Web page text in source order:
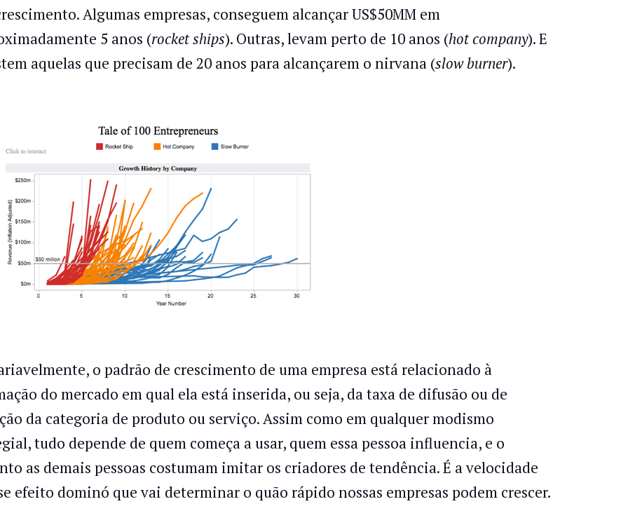
Algumas empresas, conseguem alcançar US$50MM em
5 anos (rocket ships). Outras, levam perto de 10 anos (hot company). E
aquelas que precisam de 20 anos para alcançarem o nirvana (slow burner).
o padrão de crescimento de uma empresa está relacionado à
do mercado em qual ela está inserida, ou seja, da taxa de difusão ou de
da categoria de produto ou serviço. Assim como em qualquer modismo
tudo depende de quem começa a usar, quem essa pessoa influencia, e o
as demais pessoas costumam imitar os criadores de tendência. É a velocidade
efeito dominó que vai determinar o quão rápido nossas empresas podem crescer.